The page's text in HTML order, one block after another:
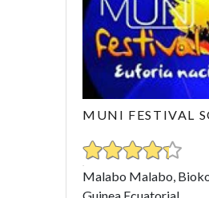
MUNI FESTIVAL
Malabo Malabo,
Guinea Ecuatorial